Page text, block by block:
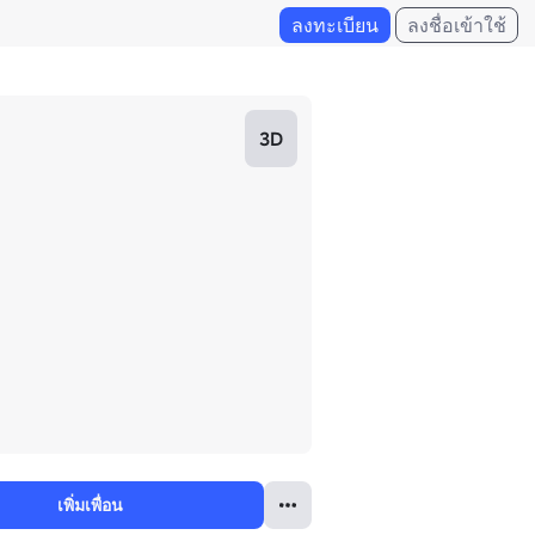
ลงทะเบียน ลงชื่อเข้าใช้
3D
เพิ่มเพื่อน